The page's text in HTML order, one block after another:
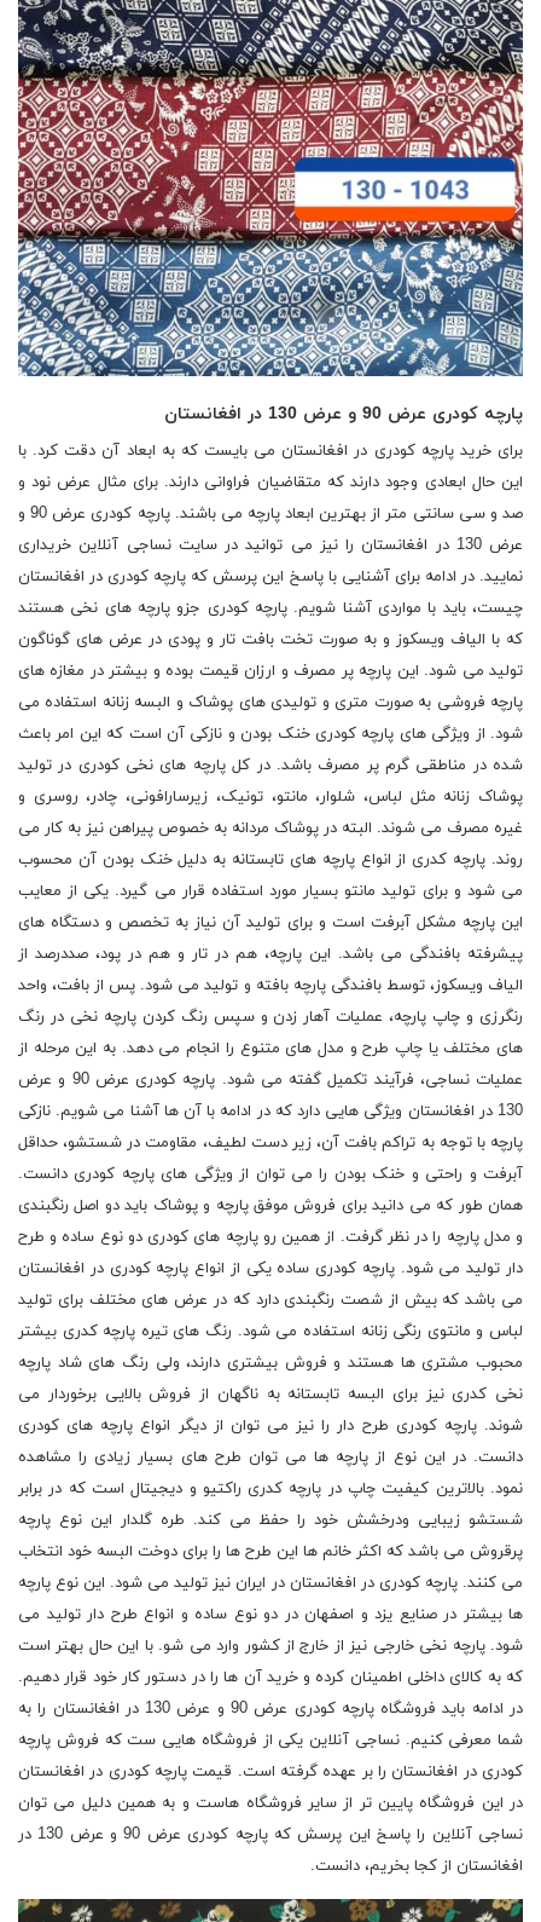
پارچه کودری عرض 90 و عرض 130 در افغانستان
برای خرید پارچه کودری در افغانستان می بایست که به ابعاد آن دقت کرد. با
این حال ابعادی وجود دارند که متقاضیان فراوانی دارند. برای مثال عرض نود و
صد و سی سانتی متر از بهترین ابعاد پارچه می باشند. پارچه کودری عرض 90 و
عرض 130 در افغانستان را نیز می توانید در سایت نساجی آنلاین خریداری
نمایید. در ادامه برای آشنایی با پاسخ این پرسش که پارچه کودری در افغانستان
چیست، باید با مواردی آشنا شویم. پارچه کودری جزو پارچه های نخی هستند
که با الیاف ویسکوز و به صورت تخت بافت تار و پودی در عرض های گوناگون
تولید می شود. این پارچه پر مصرف و ارزان قیمت بوده و بیشتر در مغازه های
پارچه فروشی به صورت متری و تولیدی های پوشاک و البسه زنانه استفاده می
شود. از ویژگی های پارچه کودری خنک بودن و نازکی آن است که این امر باعث
شده در مناطقی گرم پر مصرف باشد. در کل پارچه های نخی کودری در تولید
پوشاک زنانه مثل لباس، شلوار، مانتو، تونیک، زیرسارافونی، چادر، روسری و
غیره مصرف می شوند. البته در پوشاک مردانه به خصوص پیراهن نیز به کار می
روند. پارچه کدری از انواع پارچه های تابستانه به دلیل خنک بودن آن محسوب
می شود و برای تولید مانتو بسیار مورد استفاده قرار می گیرد. یکی از معایب
این پارچه مشکل آبرفت است و برای تولید آن نیاز به تخصص و دستگاه های
پیشرفته بافندگی می باشد. این پارچه، هم در تار و هم در پود، صددرصد از
الیاف ویسکوز، توسط بافندگی پارچه بافته و تولید می شود. پس از بافت، واحد
رنگرزی و چاپ پارچه، عملیات آهار زدن و سپس رنگ کردن پارچه نخی در رنگ
های مختلف یا چاپ طرح و مدل های متنوع را انجام می دهد. به این مرحله از
عملیات نساجی، فرآیند تکمیل گفته می شود. پارچه کودری عرض 90 و عرض
130 در افغانستان ویژگی هایی دارد که در ادامه با آن ها آشنا می شویم. نازکی
پارچه با توجه به تراکم بافت آن، زیر دست لطیف، مقاومت در شستشو، حداقل
آبرفت و راحتی و خنک بودن را می توان از ویژگی های پارچه کودری دانست.
همان طور که می دانید برای فروش موفق پارچه و پوشاک باید دو اصل رنگبندی
و مدل پارچه را در نظر گرفت. از همین رو پارچه های کودری دو نوع ساده و طرح
دار تولید می شود. پارچه کودری ساده یکی از انواع پارچه کودری در افغانستان
می باشد که بیش از شصت رنگبندی دارد که در عرض های مختلف برای تولید
لباس و مانتوی رنگی زنانه استفاده می شود. رنگ های تیره پارچه کدری بیشتر
محبوب مشتری ها هستند و فروش بیشتری دارند، ولی رنگ های شاد پارچه
نخی کدری نیز برای البسه تابستانه به ناگهان از فروش بالایی برخوردار می
شوند. پارچه کودری طرح دار را نیز می توان از دیگر انواع پارچه های کودری
دانست. در این نوع از پارچه ها می توان طرح های بسیار زیادی را مشاهده
نمود. بالاترین کیفیت چاپ در پارچه کدری راکتیو و دیجیتال است که در برابر
شستشو زیبایی ودرخشش خود را حفظ می کند. طره گلدار این نوع پارچه
پرقروش می باشد که اکثر خانم ها این طرح ها را برای دوخت البسه خود انتخاب
می کنند. پارچه کودری در افغانستان در ایران نیز تولید می شود. این نوع پارچه
ها بیشتر در صنایع یزد و اصفهان در دو نوع ساده و انواع طرح دار تولید می
شود. پارچه نخی خارجی نیز از خارج از کشور وارد می شو. با این حال بهتر است
که به کالای داخلی اطمینان کرده و خرید آن ها را در دستور کار خود قرار دهیم.
در ادامه باید فروشگاه پارچه کودری عرض 90 و عرض 130 در افغانستان را به
شما معرفی کنیم. نساجی آنلاین یکی از فروشگاه هایی ست که فروش پارچه
کودری در افغانستان را بر عهده گرفته است. قیمت پارچه کودری در افغانستان
در این فروشگاه پایین تر از سایر فروشگاه هاست و به همین دلیل می توان
نساجی آنلاین را پاسخ این پرسش که پارچه کودری عرض 90 و عرض 130 در
افغانستان از کجا بخریم، دانست.